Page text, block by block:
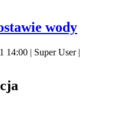
wody
14:00 | Super User|